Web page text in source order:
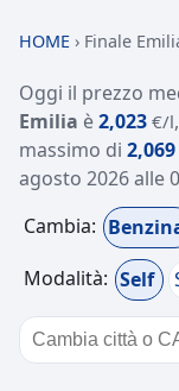
HOME › Finale
Oggi il prezzo
Emilia è2,023 €/l
massimo di 2,069
agosto 2026 alle
Cambia:
Modalità: Self